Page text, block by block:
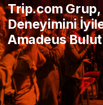
Trip.com
Deneyimini
Amadeus